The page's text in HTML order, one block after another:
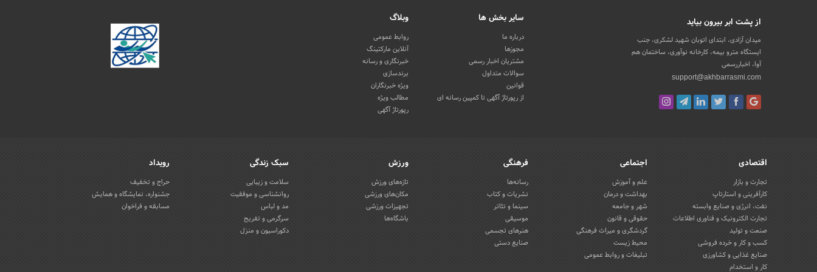
از پشت ابر بیرون بیاید
میدان آزادی، ابتدای اتوبان شهید لشکری، جنب
ایستگاه مترو بیمه، کارخانه نوآوری، ساختمان هم
آوا، اخباررسمی
support@akhbarrasmi.com
سایر بخش ها
درباره ما
مجوزها
مشتریان اخبار رسمی
سوالات متداول
قوانین
از رپورتاژ آگهی تا کمپین رسانه ای
وبلاگ
روابط عمومی
آنلاین مارکتینگ
خبرنگاری و رسانه
برندسازی
ویژه خبرنگاران
مطالب ویژه
رپورتاژ آگهی
اقتصادی
تجارت و بازار
کارآفرینی و استارتاپ
نفت، انرژی و صنایع وابسته
تجارت الکترونیک و فناوری اطلاعات
صنعت و تولید
کسب و کار و خرده فروشی
صنایع غذایی و کشاورزی
کار و استخدام
اجتماعی
علم و آموزش
بهداشت و درمان
شهر و جامعه
حقوقی و قانون
گردشگری و میراث فرهنگی
محیط زیست
تبلیغات و روابط عمومی
فرهنگی
رسانه‌ها
نشریات و کتاب
سینما و تئاتر
موسیقی
هنرهای تجسمی
صنایع دستی
ورزش
تازه‌های ورزش
مکان‌های ورزشی
تجهیزات ورزشی
باشگاه‌ها
سبک زندگی
سلامت و زیبایی
روانشناسی و موفقیت
مد و لباس
سرگرمی و تفریح
دکوراسیون و منزل
رویداد
حراج و تخفیف
جشنواره، نمایشگاه و همایش
مسابقه و فراخوان